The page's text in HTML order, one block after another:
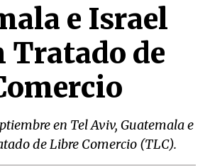
e Israel
de
en Tel Aviv, Guatemala e
de Libre Comercio (TLC).